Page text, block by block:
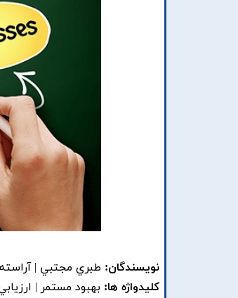
نویسندگان: طبري مجتبي | آراسته
کلیدواژه ها: بهبود مستمر |